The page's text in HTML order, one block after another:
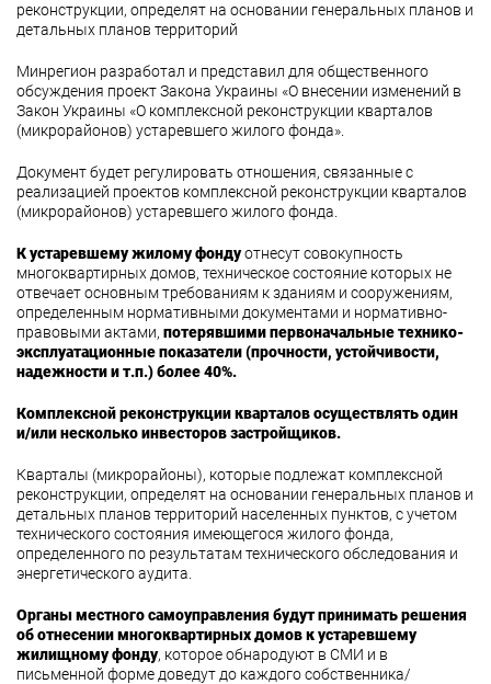
реконструкции, определят на основании генеральных планов и
детальных планов территорий
Минрегион разработал и представил для общественного
обсуждения проект Закона Украины «О внесении изменений в
Закон Украины «О комплексной реконструкции кварталов
(микрорайонов) устаревшего жилого фонда».
Документ будет регулировать отношения, связанные с
реализацией проектов комплексной реконструкции кварталов
(микрорайонов) устаревшего жилого фонда.
К устаревшему жилому фондуотнесут совокупность
многоквартирных домов, техническое состояние которых не
отвечает основным требованиям к зданиям и сооружениям,
определенным нормативными документами и нормативно-
правовыми актами, потерявшими первоначальные технико-
эксплуатационные показатели (прочности, устойчивости,
надежности и т.п.) более 40%.
Комплексной реконструкции кварталов осуществлять один
и/или несколько инвесторов застройщиков.
Кварталы (микрорайоны), которые подлежат комплексной
реконструкции, определят на основании генеральных планов и
детальных планов территорий населенных пунктов, с учетом
технического состояния имеющегося жилого фонда,
определенного по результатам технического обследования и
энергетического аудита.
Органы местного самоуправления будут принимать решения
об отнесении многоквартирных домов к устаревшему
жилищному фонду, которое обнародуют в СМИ и в
письменной форме доведут до каждого собственника/